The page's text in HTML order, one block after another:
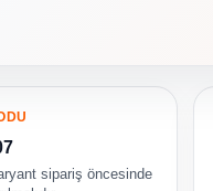
sipariş öncesinde